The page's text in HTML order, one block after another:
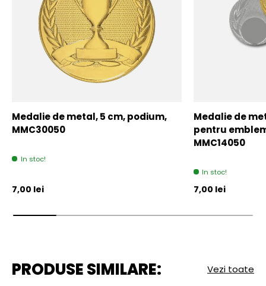
Medalie de metal, 5 cm, podium,
MMC30050
In stoc!
Pret initial
7,00 lei
Medalie de
pentru
MMC14050
In stoc!
Pret initial
7,00 lei
PRODUSE SIMILARE: Vezi toate